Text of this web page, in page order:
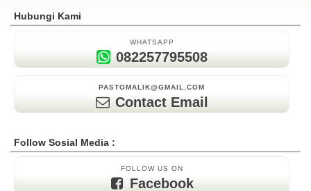
Hubungi Kami
WHATSAPP
082257795508
PASTOMALIK@GMAIL.COM
Contact Email
Follow Sosial Media :
FOLLOW US ON
Facebook